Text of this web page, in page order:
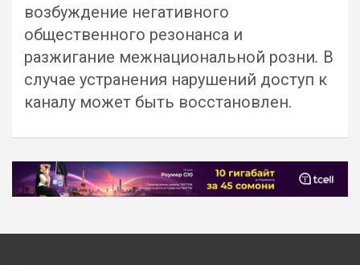
возбуждение негативного
общественного резонанса и
разжигание межнациональной розни. В
случае устранения нарушений доступ к
каналу может быть восстановлен.
Навигация
по